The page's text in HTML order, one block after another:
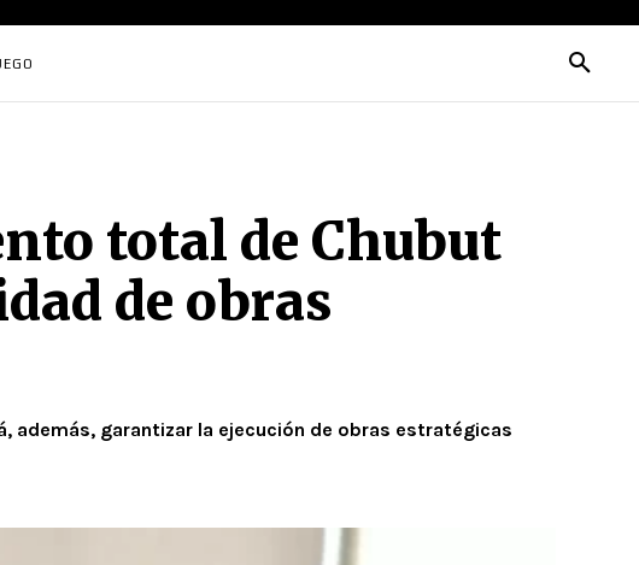
total de Chubut
de obras
además, garantizar la ejecución de obras estratégicas